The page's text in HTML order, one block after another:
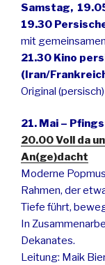
Samstag,
19.30
mit
21.30 Kino
(Iran/
Original
21. Mai –
20.00 Voll da
An(ge)dacht
Moderne
Rahmen, der
Tiefe führt,
In
Dekanates.
Leitung: Maik